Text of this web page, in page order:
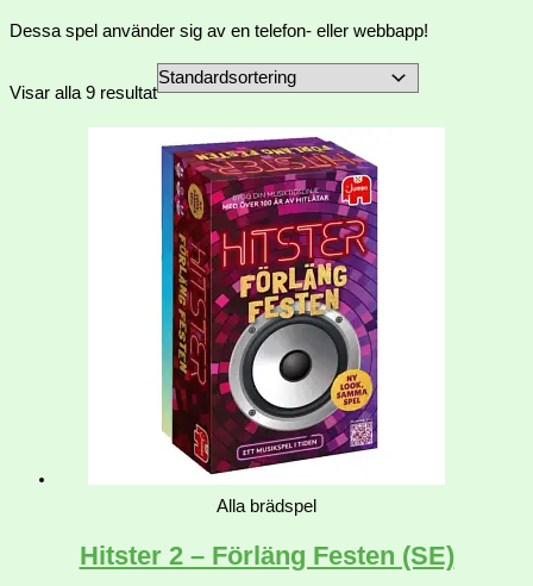
Dessa spel använder sig av en telefon- eller webbapp!
Visar alla 9 resultat
Alla brädspel
Hitster 2 – Förläng Festen (SE)